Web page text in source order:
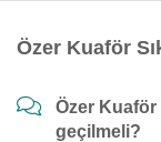
Özer Kuaför
Özer
geçilmeli?